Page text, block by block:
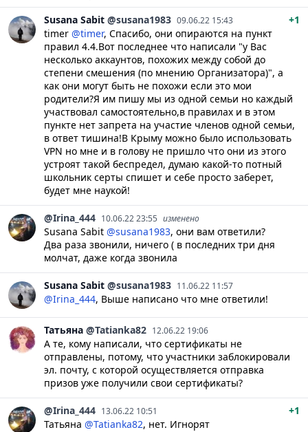
Susana Sabit @susana1983 09.06.22 15:43
+1
timer @timer, Спасибо, они опираются на пункт
правил 4.4.Вот последнее что написали "у Вас
несколько аккаунтов, похожих между собой до
степени смешения (по мнению Организатора)", а
как они могут быть не похожи если это мои
родители?Я им пишу мы из одной семьи но каждый
участвовал самостоятельно,в правилах и в этом
пункте нет запрета на участие членов одной семьи,
в ответ тишина!В Крыму можно было использовать
VPN но мне и в голову не пришло что они из этого
устроят такой беспредел, думаю какой-то потный
школьник серты спишет и себе просто заберет,
будет мне наукой!
@Irina_444 10.06.22 23:55 изменено
Susana Sabit @susana1983, они вам ответили?
Два раза звонили, ничего ( в последних три дня
молчат, даже когда звонила
Susana Sabit @susana1983 11.06.22 11:57
@Irina_444, Выше написано что мне ответили!
Татьяна @Tatianka82 12.06.22 19:06
А те, кому написали, что сертификаты не
отправлены, потому, что участники заблокировали
эл. почту, с которой осуществляется отправка
призов уже получили свои сертификаты?
@Irina_444 13.06.22 10:51
+1
Татьяна @Tatianka82, нет. Игнорят